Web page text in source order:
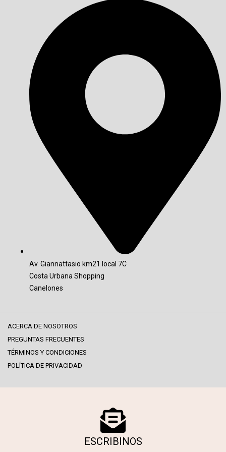
Av. Giannattasio km21 local 7C
Costa Urbana Shopping
Canelones
ACERCA DE NOSOTROS
PREGUNTAS FRECUENTES
TÉRMINOS Y CONDICIONES
POLÍTICA DE PRIVACIDAD
ESCRIBINOS